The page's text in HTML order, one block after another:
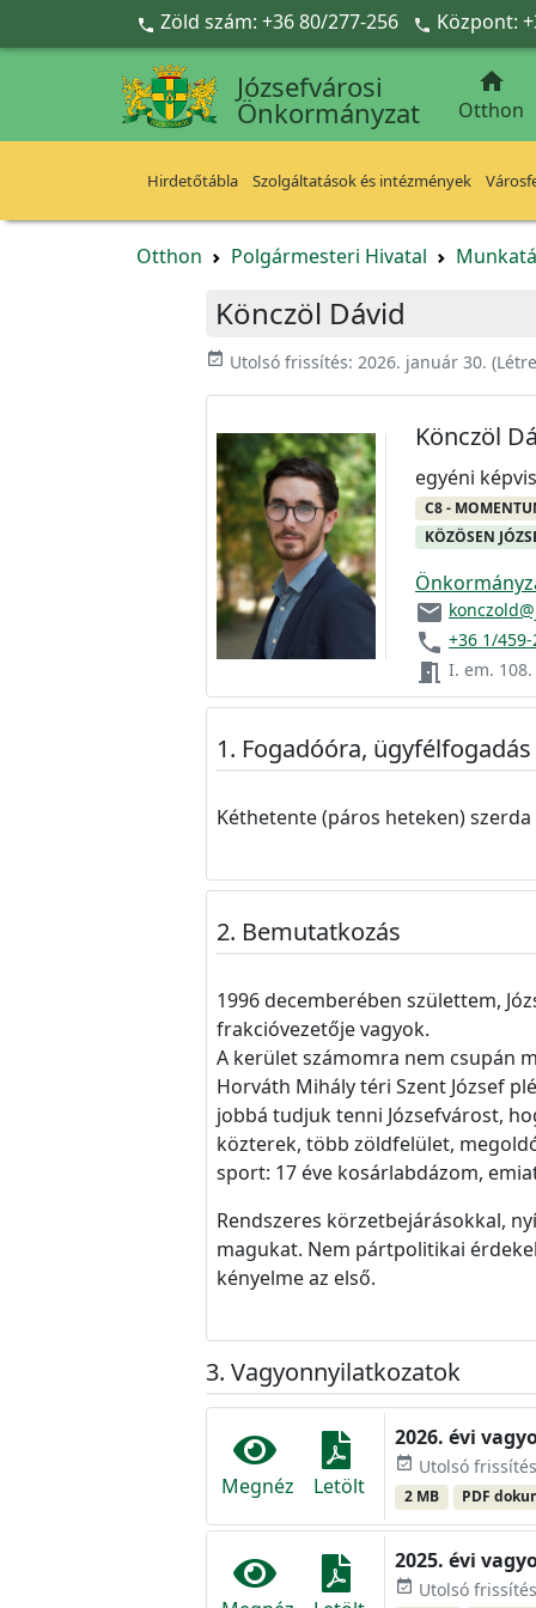
Ugrás a fő tartalomra
 Zöld szám: +36 80/277-256  Központ:
Józsefvárosi
Önkormányzat

Otthon
Hirdetőtábla Szolgáltatások és intézmények
Otthon Polgármesteri Hivatal
Könczöl Dávid
event_available Utolsó frissítés: 2026. január 30.
Könczöl
egyéni
C8 -
KÖZÖSEN
email
phone +36 1/
meeting_room I. em. 108.
Fogadóóra, ügyfélfogadás
Kéthetente (páros heteken)
Bemutatkozás
1996 decemberében születtem,
frakcióvezetője vagyok.
A kerület számomra nem csupán
Horváth Mihály téri Szent József
jobbá tudjuk tenni Józsefvárost,
közterek, több zöldfelület,
sport: 17 éve kosárlabdázom,
Rendszeres körzetbejárásokkal,
magukat. Nem pártpolitikai
kényelme az első.
Vagyonnyilatkozatok
Megnéz Letölt
2026. évi
event_available Utolsó
2 MB PDF
2025. évi
event_available Utolsó